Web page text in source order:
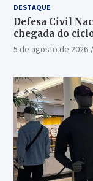
DESTAQUE
Defesa Civil
chegada do
5 de agosto de 2026